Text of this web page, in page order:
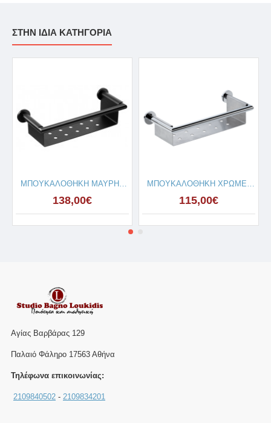
ΣΤΗΝ ΙΔΙΑ ΚΑΤΗΓΟΡΙΑ
ΜΠΟΥΚΑΛΟΘΗΚΗ ΜΑΥΡΗ OMICRON
138,00€
ΜΠΟΥΚΑΛΟΘΗΚΗ ΧΡΩΜΕ OMICRON
115,00€
Αγίας Βαρβάρας 129
Παλαιό Φάληρο 17563 Αθήνα
Τηλέφωνα επικοινωνίας:
2109840502 - 2109834201